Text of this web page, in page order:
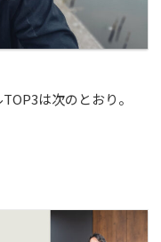
は次のとおり。